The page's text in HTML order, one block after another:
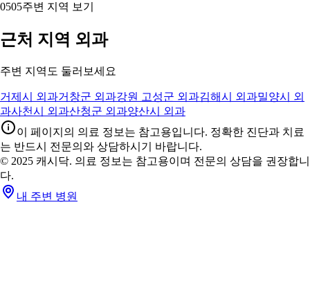
0505주변 지역 보기
근처 지역 외과
주변 지역도 둘러보세요
거제시 외과거창군 외과강원 고성군 외과김해시 외과밀양시 외
과사천시 외과산청군 외과양산시 외과
이 페이지의 의료 정보는 참고용입니다. 정확한 진단과 치료
는 반드시 전문의와 상담하시기 바랍니다.
© 2025 캐시닥. 의료 정보는 참고용이며 전문의 상담을 권장합니
다.
내 주변 병원